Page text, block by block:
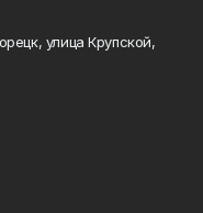
улица Крупской,